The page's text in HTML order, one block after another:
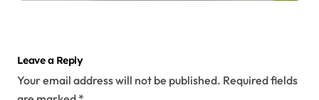
Leave a Reply
Your email address will not be published. Required fields